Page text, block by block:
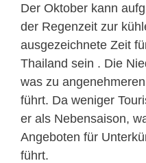
Der Oktober kann
der Regenzeit zur
ausgezeichnete Zeit
Thailand sein . Die
was zu
führt. Da weniger
er als Nebensaison,
Angeboten für
führt.